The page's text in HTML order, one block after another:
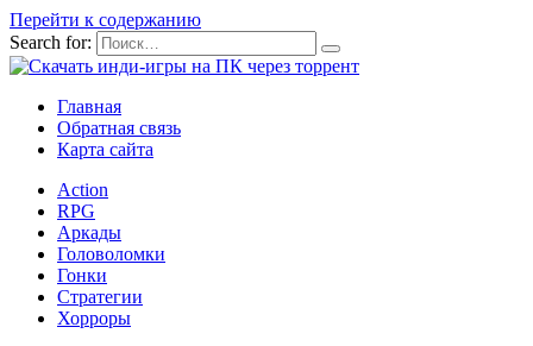
Перейти к содержанию
Search for:
Главная
Обратная связь
Карта сайта
Action
RPG
Аркады
Головоломки
Гонки
Стратегии
Хорроры